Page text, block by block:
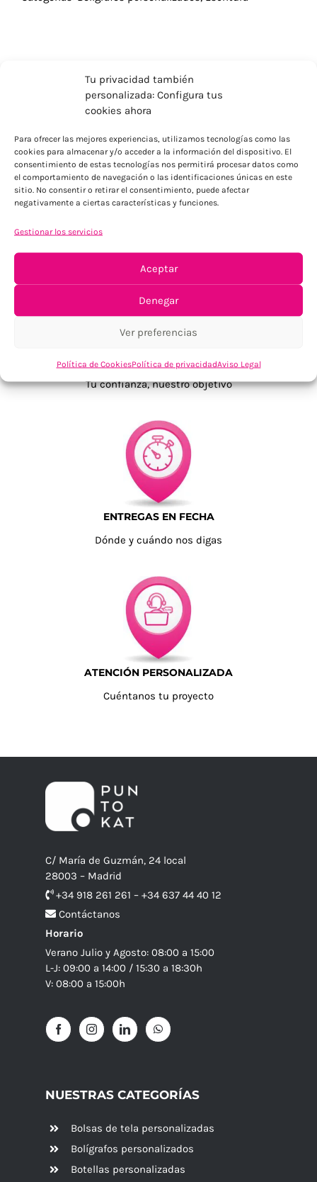
Tu privacidad también
personalizada: Configura tus
cookies ahora
Para ofrecer las mejores experiencias, utilizamos tecnologías como las
cookies para almacenar y/o acceder a la información del dispositivo. El
consentimiento de estas tecnologías nos permitirá procesar datos como
el comportamiento de navegación o las identificaciones únicas en este
sitio. No consentir o retirar el consentimiento, puede afectar
negativamente a ciertas características y funciones.
Gestionar los servicios
Aceptar
Denegar
Ver preferencias
Política de CookiesPolítica de privacidadAviso Legal
ENVÍOS ECONÓMICOS
Para Península, resto consultar
TU SATISFACCIÓN = LA NUESTRA
Tu confianza, nuestro objetivo
ENTREGAS EN FECHA
Dónde y cuándo nos digas
ATENCIÓN PERSONALIZADA
Cuéntanos tu proyecto
C/ María de Guzmán, 24 local
28003 – Madrid
+34 918 261 261 – +34 637 44 40 12
Contáctanos
Horario
Verano Julio y Agosto: 08:00 a 15:00
L-J: 09:00 a 14:00 / 15:30 a 18:30h
V: 08:00 a 15:00h
NUESTRAS CATEGORÍAS
Bolsas de tela personalizadas
Bolígrafos personalizados
Botellas personalizadas